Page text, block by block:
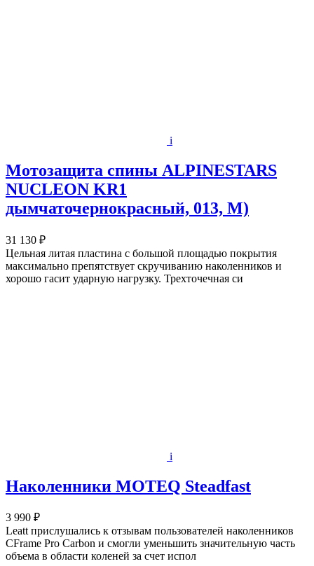
i
Мотозащита спины ALPINESTARS
NUCLEON KR1
дымчаточернокрасный, 013, M)
31 130 ₽
Цельная литая пластина с большой площадью покрытия
максимально препятствует скручиванию наколенников и
хорошо гасит ударную нагрузку. Трехточечная си
i
Наколенники MOTEQ Steadfast
3 990 ₽
Leatt прислушались к отзывам пользователей наколенников
CFrame Pro Carbon и смогли уменьшить значительную часть
объема в области коленей за счет испол